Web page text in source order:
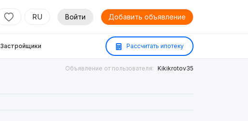
RU Войти Добавить объявление
Застройщики Рассчитать ипотеку
Объявление от пользователя: Kikikrotov35